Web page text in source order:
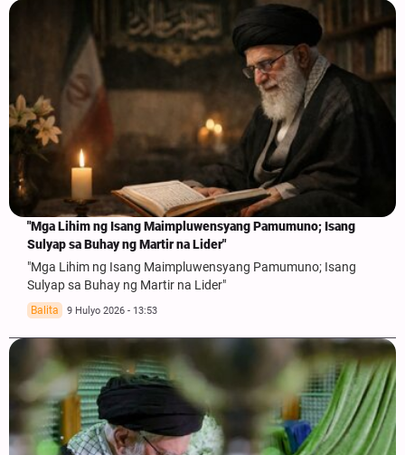
"Mga Lihim ng Isang Maimpluwensyang Pamumuno; Isang
Sulyap sa Buhay ng Martir na Lider"
"Mga Lihim ng Isang Maimpluwensyang Pamumuno; Isang
Sulyap sa Buhay ng Martir na Lider"
Balita 9 Hulyo 2026 - 13:53